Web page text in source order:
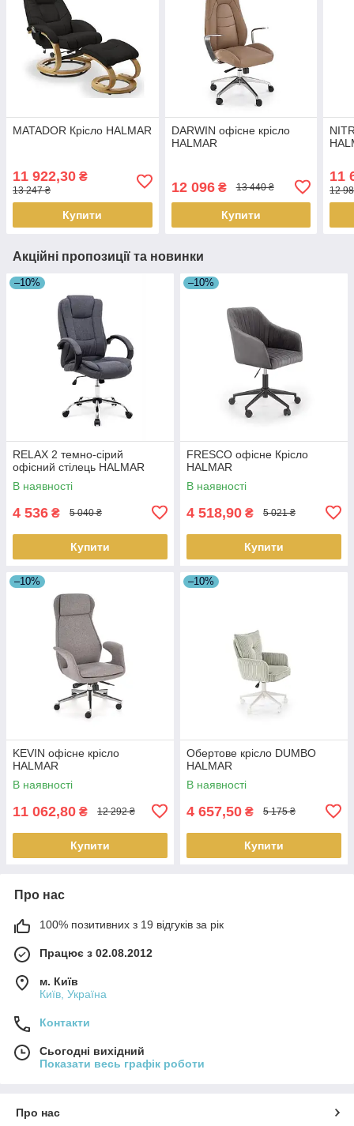
MATADOR Крісло HALMAR
11 922,30 ₴
13 247 ₴
Купити
DARWIN офісне крісло
HALMAR
12 096₴ 13 440 ₴
Купити
11
12
Акційні пропозиції та новинки
–10%
RELAX 2 темно-сірий
офісний стілець HALMAR
В наявності
4 536 ₴ 5 040 ₴
Купити
–10%
FRESCO офісне Крісло
HALMAR
В наявності
4 518,90 ₴ 5 021 ₴
Купити
–10%
KEVIN офісне крісло
HALMAR
В наявності
11 062,80 ₴ 12 292 ₴
Купити
–10%
Обертове крісло DUMBO
HALMAR
В наявності
4 657,50 ₴ 5 175 ₴
Купити
Про нас
100% позитивних з 19 відгуків за рік
Працює з 02.08.2012
м. Київ
Київ, Україна
Контакти
Сьогодні вихідний
Показати весь графік роботи
Про нас